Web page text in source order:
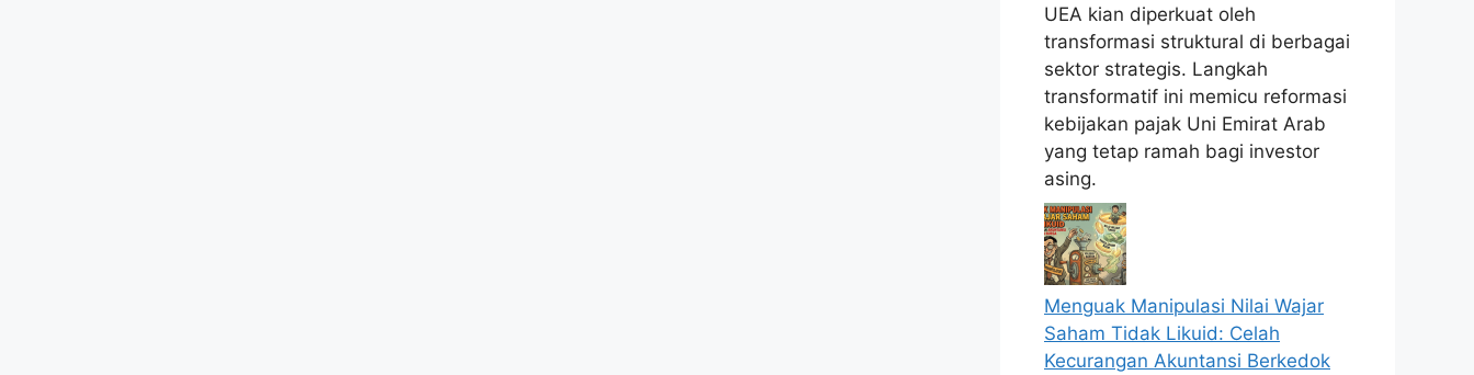
UEA kian diperkuat oleh
transformasi struktural di berbagai
sektor strategis. Langkah
transformatif ini memicu reformasi
kebijakan pajak Uni Emirat Arab
yang tetap ramah bagi investor
asing.
Menguak Manipulasi Nilai Wajar
Saham Tidak Likuid: Celah
Kecurangan Akuntansi Berkedok